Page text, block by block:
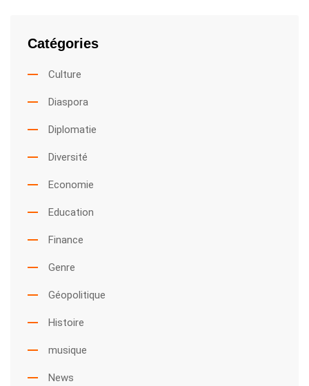
Catégories
Culture
Diaspora
Diplomatie
Diversité
Economie
Education
Finance
Genre
Géopolitique
Histoire
musique
News